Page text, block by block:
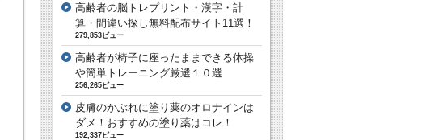
高齢者の脳トレプリント・漢字・計
算・間違い探し無料配布サイト11選！
279,853ビュー
高齢者が椅子に座ったままできる体操
や簡単トレーニング厳選１０選
256,265ビュー
皮膚のかぶれに塗り薬のオロナインは
ダメ！おすすめの塗り薬はコレ！
192,337ビュー